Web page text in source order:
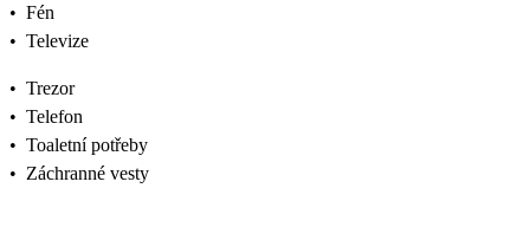
• Fén
• Televize
• Trezor
• Telefon
• Toaletní potřeby
• Záchranné vesty